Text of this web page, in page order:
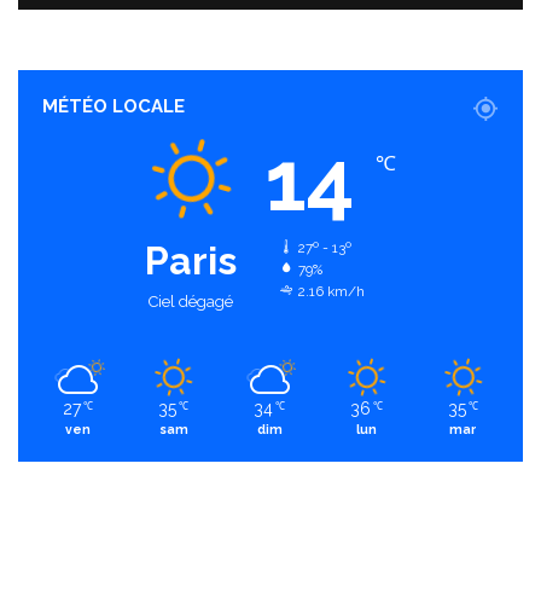
MÉTÉO LOCALE
Paris
Ciel dégagé
14 ℃
27º - 13º
79%
2.16 km/h
27 ℃
ven
35 ℃
sam
34 ℃
dim
36 ℃
lun
35 ℃
mar